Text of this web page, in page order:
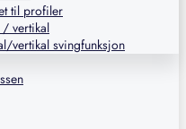
til profiler
/ vertikal
vertikal svingfunksjon